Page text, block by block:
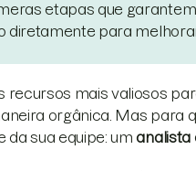
etapas que
diretamente para
recursos mais valiosos
orgânica. Mas para
sua equipe: um analista